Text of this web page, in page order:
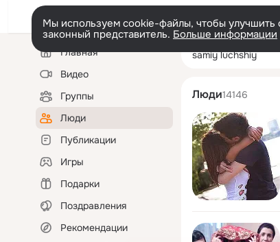
Мы используем cookie-файлы, чтобы улучшить
законный представитель. Больше информации
Левая
колонкаГлавная
Видео
Группы
Люди
Публикации
Игры
Подарки
Поздравления
Рекомендации
samiy
Люди14146